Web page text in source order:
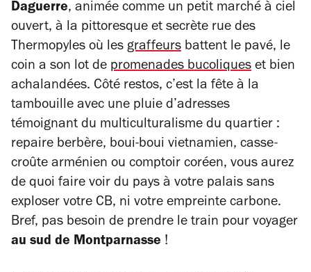
Daguerre, animée comme un petit marché à ciel
ouvert, à la pittoresque et secrète rue des
Thermopyles où les graffeurs battent le pavé, le
coin a son lot de promenades bucoliques et bien
achalandées. Côté restos, c’est la fête à la
tambouille avec une pluie d’adresses
témoignant du multiculturalisme du quartier :
repaire berbère, boui-boui vietnamien, casse-
croûte arménien ou comptoir coréen, vous aurez
de quoi faire voir du pays à votre palais sans
exploser votre CB, ni votre empreinte carbone.
Bref, pas besoin de prendre le train pour voyager
au sud de Montparnasse !